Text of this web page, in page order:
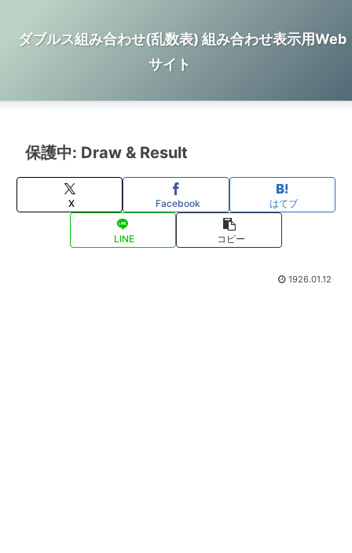
ダブルス組み合わせ(乱数表) 組み合わせ表示用Web
サイト
保護中: Draw & Result
X Facebook はてブ
LINE コピー
1926.01.12